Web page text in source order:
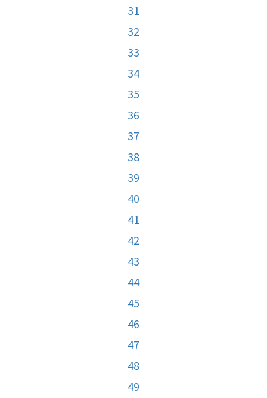
31
32
33
34
35
36
37
38
39
40
41
42
43
44
45
46
47
48
49